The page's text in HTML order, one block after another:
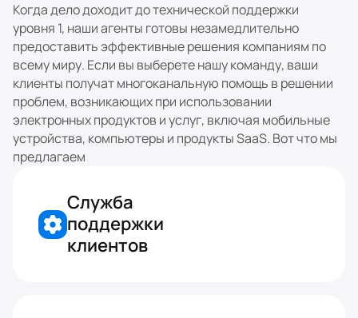
Когда дело доходит до технической поддержки
уровня 1, наши агенты готовы незамедлительно
предоставить эффективные решения компаниям по
всему миру. Если вы выберете нашу команду, ваши
клиенты получат многоканальную помощь в решении
проблем, возникающих при использовании
электронных продуктов и услуг, включая мобильные
устройства, компьютеры и продукты SaaS. Вот что мы
предлагаем
Служба
поддержки
клиентов